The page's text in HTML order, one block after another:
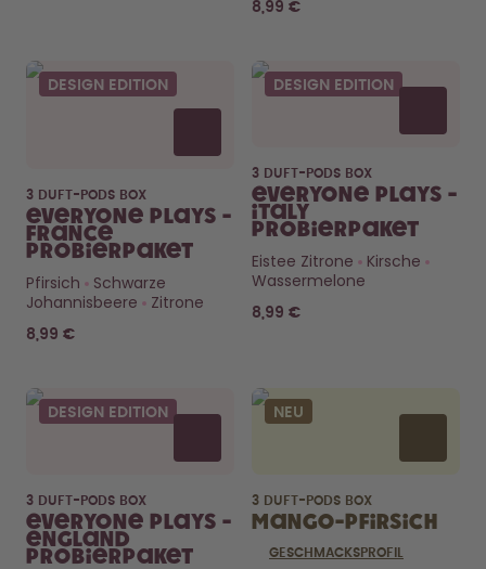
8,99 €
DESIGN EDITION
3 DUFT-PODS BOX
Everyone Plays -
France
Probierpaket
Pfirsich
Schwarze
Johannisbeere
Zitrone
8,99 €
DESIGN EDITION
3 DUFT-PODS BOX
Everyone Plays -
Italy
Probierpaket
Eistee Zitrone
Kirsche
Wassermelone
8,99 €
DESIGN EDITION
3 DUFT-PODS BOX
Everyone Plays -
England
Probierpaket
NEU
3 DUFT-PODS BOX
Mango-Pfirsich
GESCHMACKSPROFIL